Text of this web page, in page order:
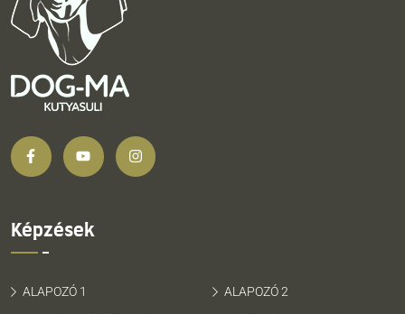
Képzések
ALAPOZÓ 1 ALAPOZÓ 2